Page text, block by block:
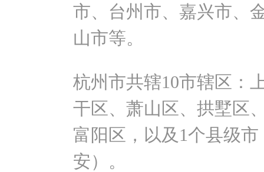
市、台州市、嘉兴市、
山市等。
杭州市共辖10市辖区：
干区、萧山区、拱墅区
富阳区，以及1个县级
安）。